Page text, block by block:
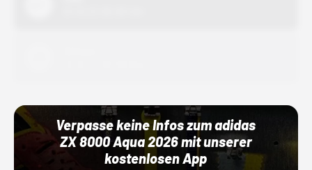
Verpasse keine Infos zum adidas
ZX 8000 Aqua 2026 mit unserer
kostenlosen App